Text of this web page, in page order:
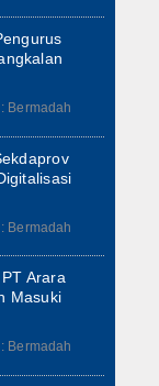
Bermadah
Bermadah
Arara
Masuki
Bermadah